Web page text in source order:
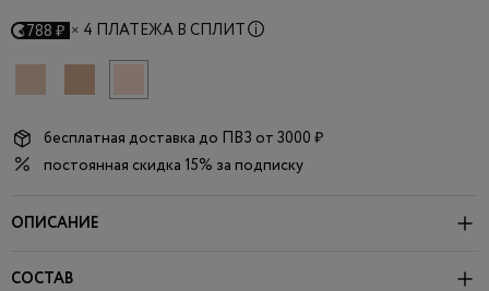
788 ₽ × 4 ПЛАТЕЖА В СПЛИТ
бесплатная доставка до ПВЗ от 3000 ₽
постоянная скидка 15% за подписку
ОПИСАНИЕ
СОСТАВ